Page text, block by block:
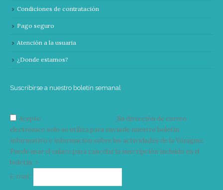
Condiciones de contratación
Pago seguro
Atención a la usuaria
¿Donde estamos?
Suscribirse a nuestro boletín semanal
Acepto
Su dirección de correo
electrónico solo se utiliza para enviarle nuestro boletín
informativo e información sobre las actividades de la Vorágine.
Puede usar el enlace para cancelar la suscripción incluido en el
boletín. >
E-mail*